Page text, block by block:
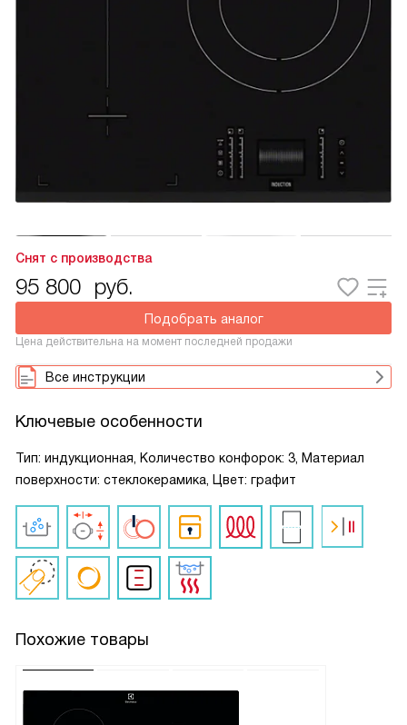
Снят с производства
95 800 руб.
Подобрать аналог
Цена действительна на момент последней продажи
Все инструкции
Ключевые особенности
Тип: индукционная, Количество конфорок: 3, Материал
поверхности: стеклокерамика, Цвет: графит
Похожие товары